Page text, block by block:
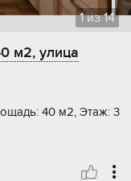
1из14
м2, улица
40 м2, Этаж: 3